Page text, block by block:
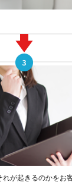
が起きるのかをお